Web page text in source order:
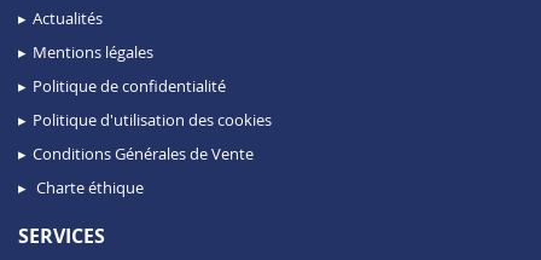
Actualités
Mentions légales
Politique de confidentialité
Politique d'utilisation des cookies
Conditions Générales de Vente
Charte éthique
SERVICES